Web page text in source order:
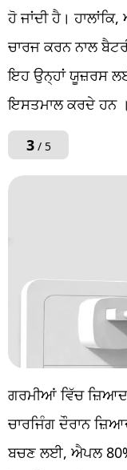
ਹੋ ਜਾਂਦੀ ਹੈ।
ਚਾਰਜ ਕਰਨ ਨਾਲ
ਇਹ ਉਨ੍ਹਾਂ ਯੂਜ਼ਰਸ
ਇਸਤਮਾਲ ਕਰਦੇ ਹਨ
3/ 5
ਗਰਮੀਆਂ ਵਿੱਚ
ਚਾਰਜਿੰਗ ਦੌਰਾਨ
ਬਚਣ ਲਈ, ਐਪਲ